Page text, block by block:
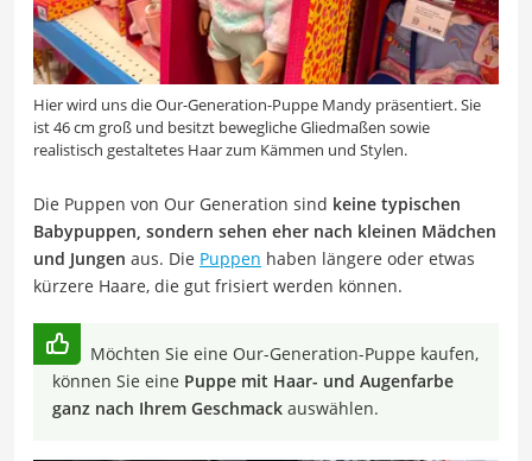
Hier wird uns die Our-Generation-Puppe Mandy präsentiert. Sie
ist 46 cm groß und besitzt bewegliche Gliedmaßen sowie
realistisch gestaltetes Haar zum Kämmen und Stylen.
Die Puppen von Our Generation sind keine typischen
Babypuppen, sondern sehen eher nach kleinen Mädchen
und Jungen aus. Die Puppen haben längere oder etwas
kürzere Haare, die gut frisiert werden können.
Möchten Sie eine Our-Generation-Puppe kaufen,
können Sie eine Puppe mit Haar- und Augenfarbe
ganz nach Ihrem Geschmack auswählen.